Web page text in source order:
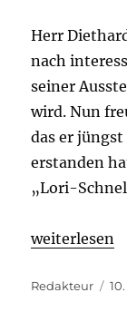
Herr
nach
seiner
wird. Nun
das er
erstanden
„Lori-
„Lori-
weiterlesen
Autor
Redakteur